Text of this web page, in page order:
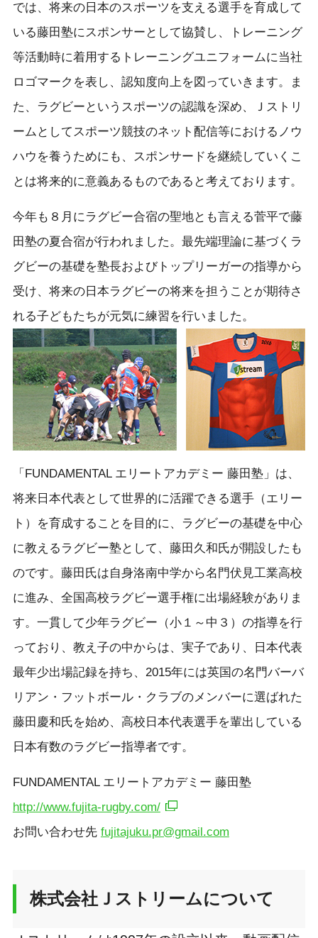
では、将来の日本のスポーツを支える選手を育成して
いる藤田塾にスポンサーとして協賛し、トレーニング
等活動時に着用するトレーニングユニフォームに当社
ロゴマークを表し、認知度向上を図っていきます。ま
た、ラグビーというスポーツの認識を深め、Ｊストリ
ームとしてスポーツ競技のネット配信等におけるノウ
ハウを養うためにも、スポンサードを継続していくこ
とは将来的に意義あるものであると考えております。
今年も８月にラグビー合宿の聖地とも言える菅平で藤
田塾の夏合宿が行われました。最先端理論に基づくラ
グビーの基礎を塾長およびトップリーガーの指導から
受け、将来の日本ラグビーの将来を担うことが期待さ
れる子どもたちが元気に練習を行いました。
「FUNDAMENTAL エリートアカデミー 藤田塾」は、
将来日本代表として世界的に活躍できる選手（エリー
ト）を育成することを目的に、ラグビーの基礎を中心
に教えるラグビー塾として、藤田久和氏が開設したも
のです。藤田氏は自身洛南中学から名門伏見工業高校
に進み、全国高校ラグビー選手権に出場経験がありま
す。一貫して少年ラグビー（小１～中３）の指導を行
っており、教え子の中からは、実子であり、日本代表
最年少出場記録を持ち、2015年には英国の名門バーバ
リアン・フットボール・クラブのメンバーに選ばれた
藤田慶和氏を始め、高校日本代表選手を輩出している
日本有数のラグビー指導者です。
FUNDAMENTAL エリートアカデミー 藤田塾
http://www.fujita-rugby.com/
お問い合わせ先 fujitajuku.pr@gmail.com
株式会社Ｊストリームについて